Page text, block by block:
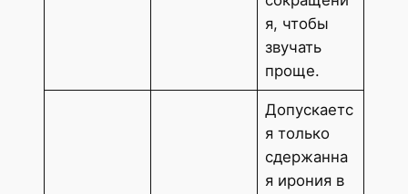
я, чтобы
звучать
проще.
Допускаетс
я только
сдержанна
я ирония в